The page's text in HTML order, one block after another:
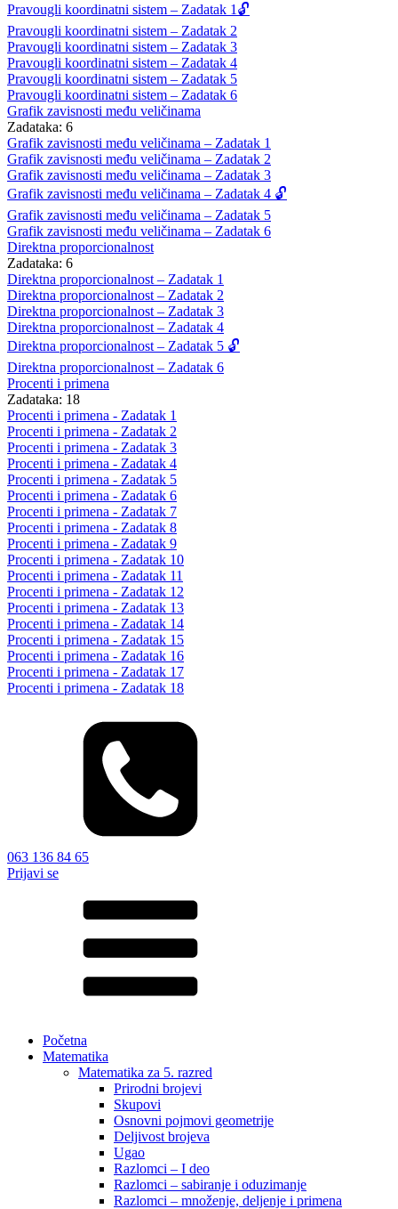
Pravougli koordinatni sistem – Zadatak 1🔓
Pravougli koordinatni sistem – Zadatak 2
Pravougli koordinatni sistem – Zadatak 3
Pravougli koordinatni sistem – Zadatak 4
Pravougli koordinatni sistem – Zadatak 5
Pravougli koordinatni sistem – Zadatak 6
Grafik zavisnosti među veličinama
Zadataka: 6
Grafik zavisnosti među veličinama – Zadatak 1
Grafik zavisnosti među veličinama – Zadatak 2
Grafik zavisnosti među veličinama – Zadatak 3
Grafik zavisnosti među veličinama – Zadatak 4 🔓
Grafik zavisnosti među veličinama – Zadatak 5
Grafik zavisnosti među veličinama – Zadatak 6
Direktna proporcionalnost
Zadataka: 6
Direktna proporcionalnost – Zadatak 1
Direktna proporcionalnost – Zadatak 2
Direktna proporcionalnost – Zadatak 3
Direktna proporcionalnost – Zadatak 4
Direktna proporcionalnost – Zadatak 5 🔓
Direktna proporcionalnost – Zadatak 6
Procenti i primena
Zadataka: 18
Procenti i primena - Zadatak 1
Procenti i primena - Zadatak 2
Procenti i primena - Zadatak 3
Procenti i primena - Zadatak 4
Procenti i primena - Zadatak 5
Procenti i primena - Zadatak 6
Procenti i primena - Zadatak 7
Procenti i primena - Zadatak 8
Procenti i primena - Zadatak 9
Procenti i primena - Zadatak 10
Procenti i primena - Zadatak 11
Procenti i primena - Zadatak 12
Procenti i primena - Zadatak 13
Procenti i primena - Zadatak 14
Procenti i primena - Zadatak 15
Procenti i primena - Zadatak 16
Procenti i primena - Zadatak 17
Procenti i primena - Zadatak 18
063 136 84 65
Prijavi se
Početna
Matematika
Matematika za 5. razred
Prirodni brojevi
Skupovi
Osnovni pojmovi geometrije
Deljivost brojeva
Ugao
Razlomci – I deo
Razlomci – sabiranje i oduzimanje
Razlomci – množenje, deljenje i primena